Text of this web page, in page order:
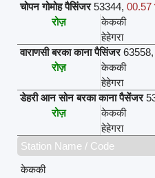
चोपन गोमोह पैसिंजर 53344,00.57
रोज़
केककी
हेहेगरा
वाराणसी बरका काना पैसिंजर 63558
रोज़
केककी
हेहेगरा
डेहरी आन सोन बरका काना पैसेंजर
रोज़
केककी
हेहेगरा
Station Name / Code
केककी